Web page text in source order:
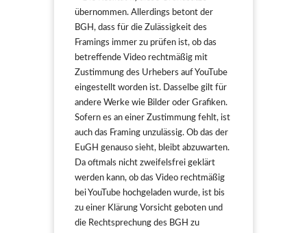
übernommen. Allerdings betont der
BGH, dass für die Zulässigkeit des
Framings immer zu prüfen ist, ob das
betreffende Video rechtmäßig mit
Zustimmung des Urhebers auf YouTube
eingestellt worden ist. Dasselbe gilt für
andere Werke wie Bilder oder Grafiken.
Sofern es an einer Zustimmung fehlt, ist
auch das Framing unzulässig. Ob das der
EuGH genauso sieht, bleibt abzuwarten.
Da oftmals nicht zweifelsfrei geklärt
werden kann, ob das Video rechtmäßig
bei YouTube hochgeladen wurde, ist bis
zu einer Klärung Vorsicht geboten und
die Rechtsprechung des BGH zu